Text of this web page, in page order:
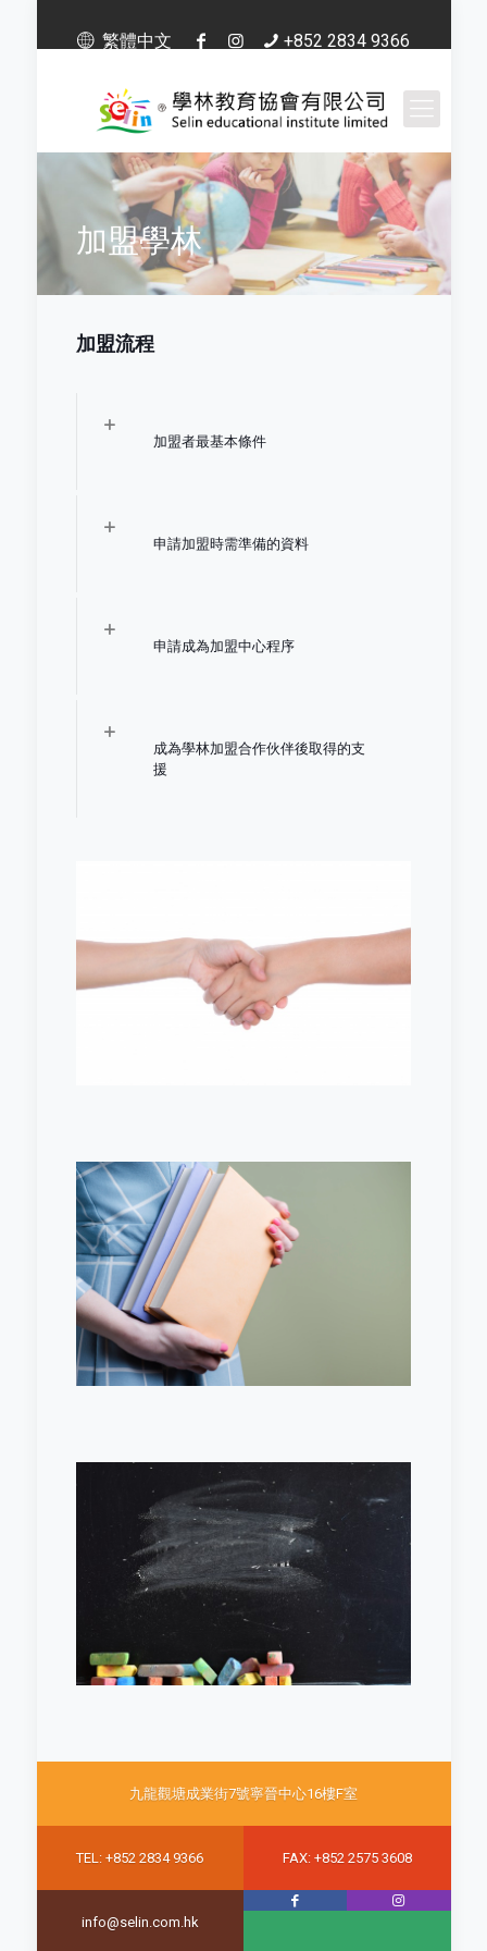
+852 2834 9366
繁體中文
加盟學林
加盟流程
加盟者最基本條件
申請加盟時需準備的資料
申請成為加盟中心程序
成為學林加盟合作伙伴後取得的支
援
九龍觀塘成業街7號寧晉中心16樓F室
TEL: +852 2834 9366 FAX: +852 2575 3608
info@selin.com.hk